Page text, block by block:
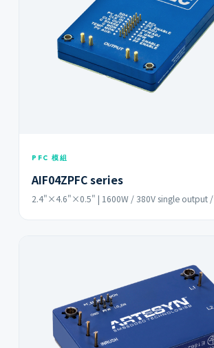
PFC 模組
AIF04ZPFC series
2.4"×4.6"×0.5" | 1600W / 380V single output /